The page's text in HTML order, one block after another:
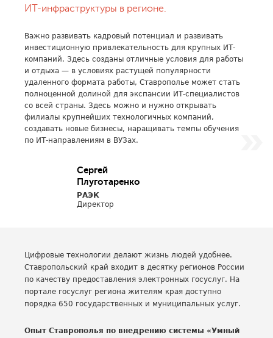
ИТ-инфраструктуры в регионе.
Важно развивать кадровый потенциал и развивать
инвестиционную привлекательность для крупных ИТ-
компаний. Здесь созданы отличные условия для работы
и отдыха — в условиях растущей популярности
удаленного формата работы, Ставрополье может стать
полноценной долиной для экспансии ИТ-специалистов
со всей страны. Здесь можно и нужно открывать
филиалы крупнейших технологичных компаний,
создавать новые бизнесы, наращивать темпы обучения
по ИТ-направлениям в ВУЗах.
Сергей
Плуготаренко
РАЭК
Директор
Цифровые технологии делают жизнь людей удобнее.
Ставропольский край входит в десятку регионов России
по качеству предоставления электронных госуслуг. На
портале госуслуг региона жителям края доступно
порядка 650 государственных и муниципальных услуг.
Опыт Ставрополья по внедрению системы «Умный